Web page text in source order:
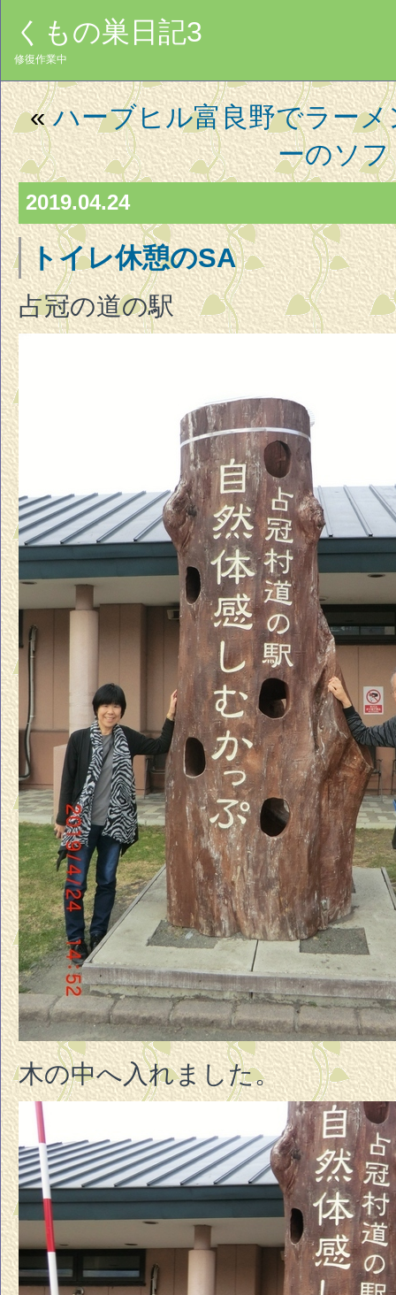
くもの巣日記3
修復作業中
«ハーブヒル富良野でラーメ
ーのソフ
2019.04.24
トイレ休憩のSA
占冠の道の駅
木の中へ入れました。